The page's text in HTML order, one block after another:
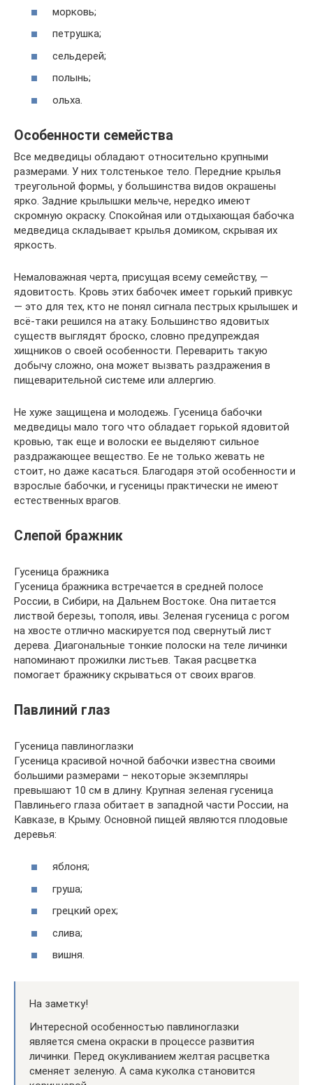
морковь;
петрушка;
сельдерей;
полынь;
ольха.
Особенности семейства
Все медведицы обладают относительно крупными
размерами. У них толстенькое тело. Передние крылья
треугольной формы, у большинства видов окрашены
ярко. Задние крылышки мельче, нередко имеют
скромную окраску. Спокойная или отдыхающая бабочка
медведица складывает крылья домиком, скрывая их
яркость.
Немаловажная черта, присущая всему семейству, —
ядовитость. Кровь этих бабочек имеет горький привкус
— это для тех, кто не понял сигнала пестрых крылышек и
всё-таки решился на атаку. Большинство ядовитых
существ выглядят броско, словно предупреждая
хищников о своей особенности. Переварить такую
добычу сложно, она может вызвать раздражения в
пищеварительной системе или аллергию.
Не хуже защищена и молодежь. Гусеница бабочки
медведицы мало того что обладает горькой ядовитой
кровью, так еще и волоски ее выделяют сильное
раздражающее вещество. Ее не только жевать не
стоит, но даже касаться. Благодаря этой особенности и
взрослые бабочки, и гусеницы практически не имеют
естественных врагов.
Слепой бражник
Гусеница бражника
Гусеница бражника встречается в средней полосе
России, в Сибири, на Дальнем Востоке. Она питается
листвой березы, тополя, ивы. Зеленая гусеница с рогом
на хвосте отлично маскируется под свернутый лист
дерева. Диагональные тонкие полоски на теле личинки
напоминают прожилки листьев. Такая расцветка
помогает бражнику скрываться от своих врагов.
Павлиний глаз
Гусеница павлиноглазки
Гусеница красивой ночной бабочки известна своими
большими размерами – некоторые экземпляры
превышают 10 см в длину. Крупная зеленая гусеница
Павлиньего глаза обитает в западной части России, на
Кавказе, в Крыму. Основной пищей являются плодовые
деревья:
яблоня;
груша;
грецкий орех;
слива;
вишня.
На заметку!
Интересной особенностью павлиноглазки
является смена окраски в процессе развития
личинки. Перед окукливанием желтая расцветка
сменяет зеленую. А сама куколка становится